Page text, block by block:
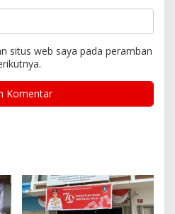
situs web saya pada peramban